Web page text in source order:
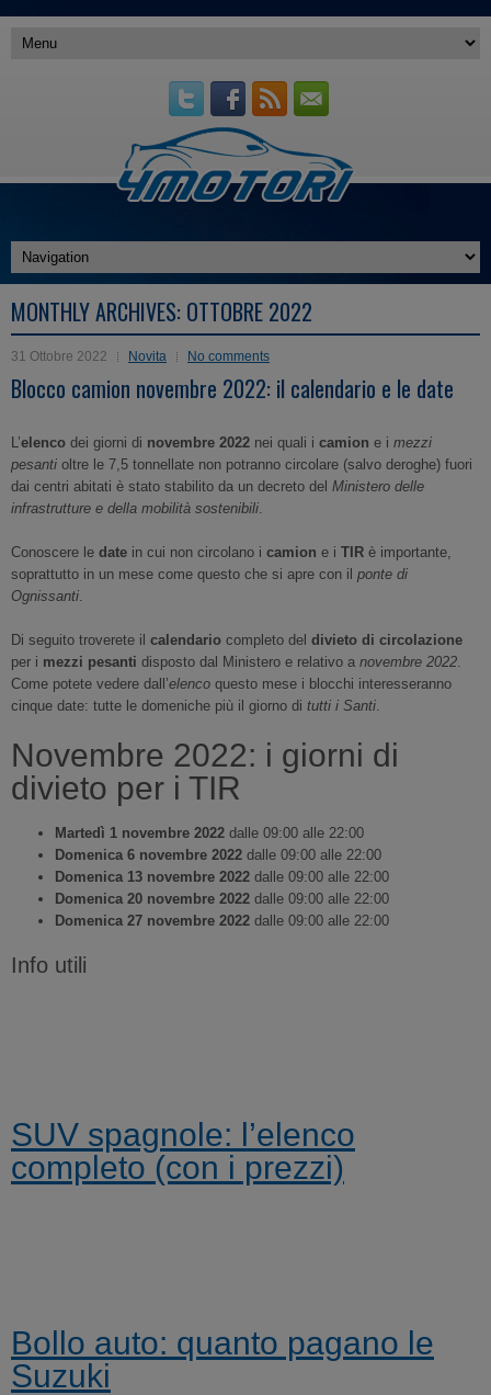
MONTHLY ARCHIVES: OTTOBRE 2022
31 Ottobre 2022 Novita No comments
Blocco camion novembre 2022: il calendario e le date
L’elenco dei giorni di novembre 2022 nei quali i camion e i mezzi
pesanti oltre le 7,5 tonnellate non potranno circolare (salvo deroghe) fuori
dai centri abitati è stato stabilito da un decreto del Ministero delle
infrastrutture e della mobilità sostenibili.
Conoscere le date in cui non circolano i camion e i TIR è importante,
soprattutto in un mese come questo che si apre con il ponte di
Ognissanti.
Di seguito troverete il calendario completo del divieto di circolazione
per i mezzi pesanti disposto dal Ministero e relativo a novembre 2022.
Come potete vedere dall’elenco questo mese i blocchi interesseranno
cinque date: tutte le domeniche più il giorno di tutti i Santi.
Novembre 2022: i giorni di
divieto per i TIR
Martedì 1 novembre 2022 dalle 09:00 alle 22:00
Domenica 6 novembre 2022 dalle 09:00 alle 22:00
Domenica 13 novembre 2022 dalle 09:00 alle 22:00
Domenica 20 novembre 2022 dalle 09:00 alle 22:00
Domenica 27 novembre 2022 dalle 09:00 alle 22:00
Info utili
SUV spagnole: l’elenco
completo (con i prezzi)
Bollo auto: quanto pagano le
Suzuki